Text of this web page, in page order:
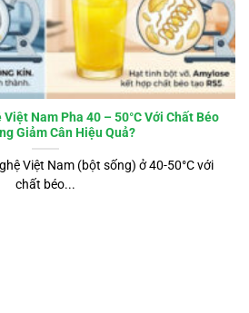
Nam Pha 40 – 50°C Với Chất Béo
Giảm Cân Hiệu Quả?
Việt Nam (bột sống) ở 40-50°C với
chất béo...